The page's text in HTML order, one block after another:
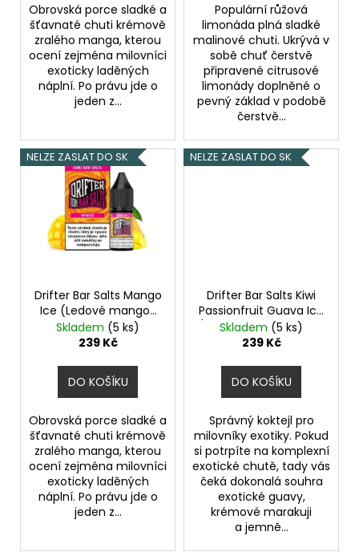
Obrovská porce sladké a
šťavnaté chuti krémově
zralého manga, kterou
ocení zejména milovníci
exoticky laděných
náplní. Po právu jde o
jeden z...
Populární růžová
limonáda plná sladké
malinové chuti. Ukrývá v
sobě chuť čerstvě
připravené citrusové
limonády doplněné o
pevný základ v podobě
čerstvě...
NELZE ZASLAT DO SK
Drifter Bar Salts Mango
Ice (Ledové mango)
10ml 10mg
Skladem (5 ks)
239 Kč
DO KOŠÍKU
Obrovská porce sladké a
šťavnaté chuti krémově
zralého manga, kterou
ocení zejména milovníci
exoticky laděných
náplní. Po právu jde o
jeden z...
NELZE ZASLAT DO SK
Drifter Bar Salts Kiwi
Passionfruit Guava Ice
(Ledové kiwi, marakuja
a guava) 10ml 10mg
Skladem (5 ks)
239 Kč
DO KOŠÍKU
Správný koktejl pro
milovníky exotiky. Pokud
si potrpíte na komplexní
exotické chutě, tady vás
čeká dokonalá souhra
exotické guavy,
krémové marakuji
a jemně...
m
e
DEKANG
PINEAPPLE
195